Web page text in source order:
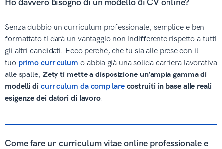
Ho davvero bisogno di un modello di CV online?
Senza dubbio un curriculum professionale, semplice e ben
formattato ti darà un vantaggio non indifferente rispetto a tutti
gli altri candidati. Ecco perché, che tu sia alle prese con il
tuo primo curriculum o abbia già una solida carriera lavorativa
alle spalle, Zety ti mette a disposizione un’ampia gamma di
modelli di curriculum da compilarecostruiti in base alle reali
esigenze dei datori di lavoro.
Come fare un curriculum vitae online professionale e